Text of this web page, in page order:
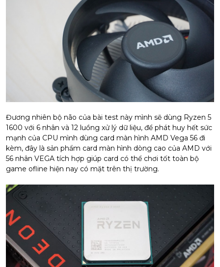
Đương nhiên bộ não của bài test này mình sẽ dùng Ryzen 5
1600 với 6 nhân và 12 luồng xử lý dữ liệu, để phát huy hết sức
mạnh của CPU mình dùng card màn hình AMD Vega 56 đi
kèm, đây là sản phẩm card màn hình dòng cao của AMD với
56 nhân VEGA tích hợp giúp card có thể chơi tốt toàn bộ
game ofline hiện nay có mặt trên thị trường.